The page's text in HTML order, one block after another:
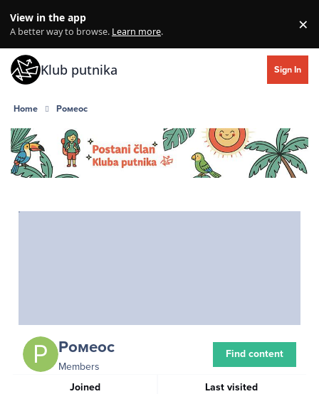
View in the app
A better way to browse. Learn more. ×
Klub putnika Sign In
Home Ромеос
Ромеос
Members
Joined
Last visited
Find content